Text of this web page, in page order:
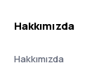
Hakkımızda
Hakkımızda